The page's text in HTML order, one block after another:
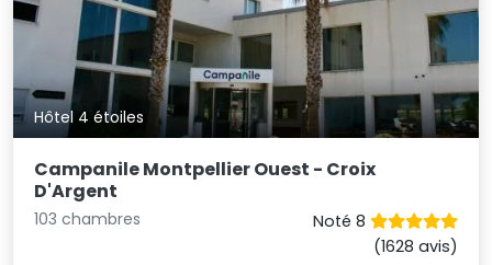
Hôtel 4 étoiles
Campanile Montpellier Ouest - Croix
D'Argent
103 chambres
Noté 8
(1628 avis)